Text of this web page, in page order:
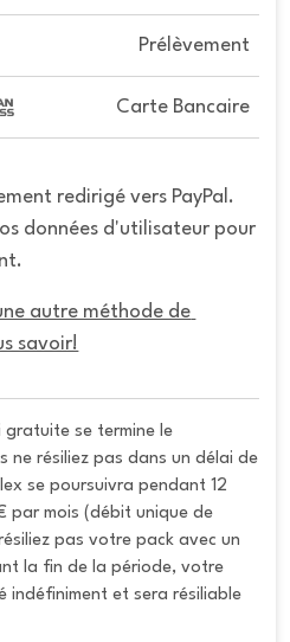
Prélèvement
Carte Bancaire
redirigé vers PayPal.
données d'utilisateur pour
autre méthode de
savoir!
ne résiliez pas dans un délai de
se poursuivra pendant 12
par mois (débit unique de
pas votre pack avec un
la fin de la période, votre
indéfiniment et sera résiliable